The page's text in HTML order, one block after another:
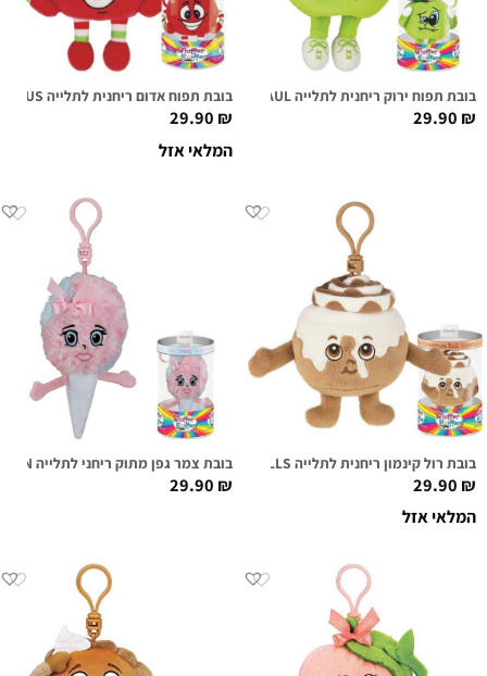
בובת תפוח ירוק ריחנית לתלייה SOUR SAUL
29.90₪
בובת תפוח אדום ריחנית לתלייה REDD DELICIOUS
29.90₪
המלאי אזל
בובת רול קינמון ריחנית לתלייה HOWIE ROLLS
29.90₪
המלאי אזל
בובת צמר גפן מתוק ריחני לתלייה KATIE COTTON
29.90₪